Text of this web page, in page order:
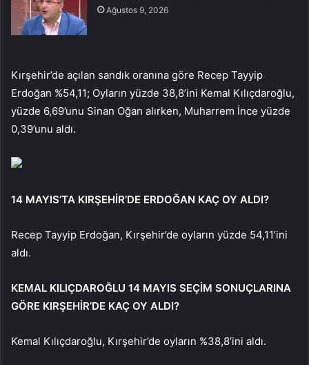
Ağustos 9, 2026
Kırşehir’de açılan sandık oranına göre Recep Tayyip
Erdoğan %54,11; Oyların yüzde 38,8’ini Kemal Kılıçdaroğlu,
yüzde 6,69’unu Sinan Oğan alırken, Muharrem İnce yüzde
0,39’unu aldı.
14 MAYIS’TA KIRŞEHİR’DE ERDOĞAN KAÇ OY ALDI?
Recep Tayyip Erdoğan, Kırşehir’de oyların yüzde 54,11’ini
aldı.
KEMAL KILIÇDAROĞLU 14 MAYIS SEÇİM SONUÇLARINA
GÖRE KIRŞEHİR’DE KAÇ OY ALDI?
Kemal Kılıçdaroğlu, Kırşehir’de oyların %38,8’ini aldı.